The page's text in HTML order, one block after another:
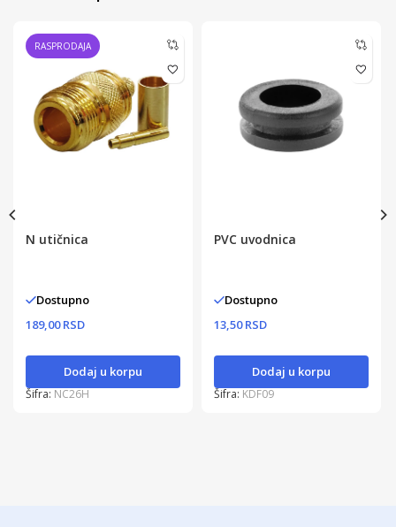
RASPRODAJA
N utičnica
Dostupno
189,00 RSD
Dodaj u korpu
Šifra: NC26H
PVC uvodnica
Dostupno
13,50 RSD
Dodaj u korpu
Šifra: KDF09